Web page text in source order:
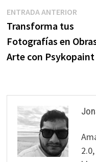
Navegación
de
entradas
ENTRADA ANTERIOR
Transforma tus
Fotografías en
Arte con Psykopaint